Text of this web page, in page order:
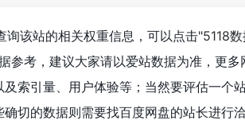
该站的相关权重信息，可以点击"5118
参考，建议大家请以爱站数据为准，更
索引量、用户体验等；当然要评估一个
切的数据则需要找百度网盘的站长进行